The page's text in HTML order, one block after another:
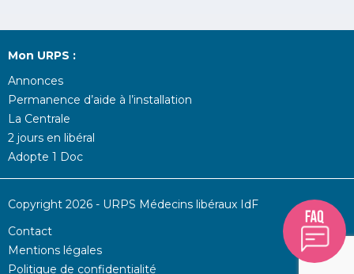
Mon URPS :
Annonces
Permanence d’aide à l’installation
La Centrale
2 jours en libéral
Adopte 1 Doc
Copyright 2026 - URPS Médecins libéraux IdF
Contact
Mentions légales
Politique de confidentialité